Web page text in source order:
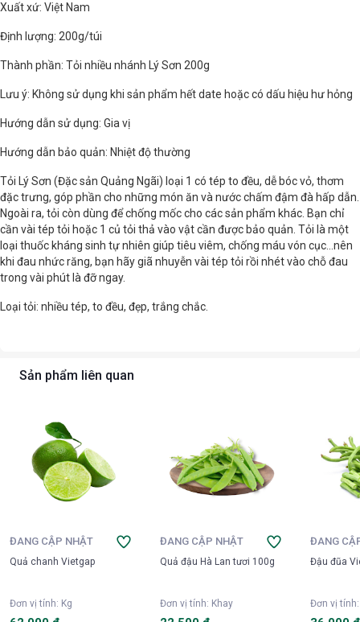
Xuất xứ: Việt Nam
Định lượng: 200g/túi
Thành phần: Tỏi nhiều nhánh Lý Sơn 200g
Lưu ý: Không sử dụng khi sản phẩm hết date hoặc có dấu hiệu hư hỏng
Hướng dẫn sử dụng: Gia vị
Hướng dẫn bảo quản: Nhiệt độ thường
Tỏi Lý Sơn (Đặc sản Quảng Ngãi) loại 1 có tép to đều, dễ bóc vỏ, thơm
đặc trưng, góp phần cho những món ăn và nước chấm đậm đà hấp dẫn.
Ngoài ra, tỏi còn dùng để chống mốc cho các sản phẩm khác. Bạn chỉ
cần vài tép tỏi hoặc 1 củ tỏi thả vào vật cần được bảo quản. Tỏi là một
loại thuốc kháng sinh tự nhiên giúp tiêu viêm, chống máu vón cục...nên
khi đau nhức răng, bạn hãy giã nhuyễn vài tép tỏi rồi nhét vào chỗ đau
trong vài phút là đỡ ngay.
Loại tỏi: nhiều tép, to đều, đẹp, trắng chắc.
Sản phẩm liên quan
ĐANG CẬP NHẬT
Quả chanh Vietgap
Đơn vị tính: Kg
ĐANG CẬP NHẬT
Quả đậu Hà Lan tươi 100g
Đơn vị tính: Khay
ĐANG
Đậu đũa
Đơn vị tính